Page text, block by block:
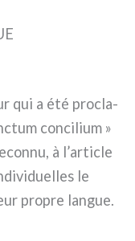
qui a été pro­cla­
con­ci­lium »
à l’article
le
pro­pre lan­gue.